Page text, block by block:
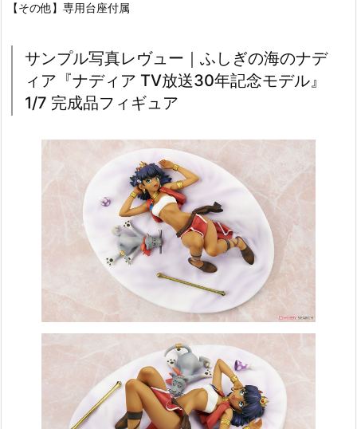
【その他】専用台座付属
サンプル写真レヴュー｜ふしぎの海のナデ
ィア『ナディア TV放送30年記念モデル』
1/7 完成品フィギュア